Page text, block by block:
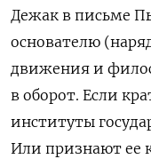
Дежак в письме
основателю
движения и
в оборот. Если
институты
Или признают ее